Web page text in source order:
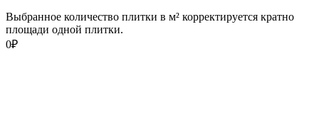
Выбранное количество плитки в м² корректируется кратно
площади одной плитки.
0₽